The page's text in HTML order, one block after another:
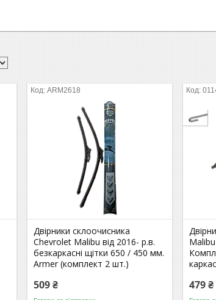
ARM2618
Двірники склоочисника
Chevrolet Malibu від 2016- р.в.
безкаркасні щітки 650 / 450 мм.
Armer (комплект 2 шт.)
509 ₴ 479 ₴